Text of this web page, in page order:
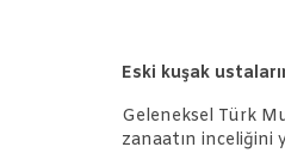
Eski kuşak
Geleneksel Türk
zanaatın inceliğini